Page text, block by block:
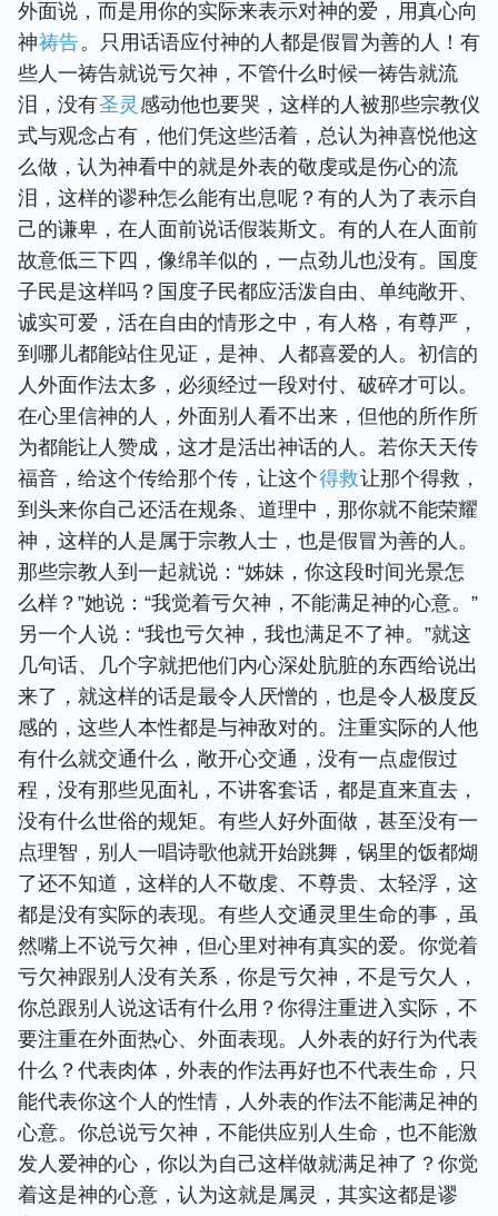
外面说，而是用你的实际来表示对神的爱，用真心向
神祷告。只用话语应付神的人都是假冒为善的人！有
些人一祷告就说亏欠神，不管什么时候一祷告就流
泪，没有圣灵 感动他也要哭，这样的人被那些宗教仪
式与观念占有，他们凭这些活着，总认为神喜悦他这
么做，认为神看中的就是外表的敬虔或是伤心的流
泪，这样的谬种怎么能有出息呢？有的人为了表示自
己的谦卑，在人面前说话假装斯文。有的人在人面前
故意低三下四，像绵羊似的，一点劲儿也没有。国度
子民是这样吗？国度子民都应活泼自由、单纯敞开、
诚实可爱，活在自由的情形之中，有人格，有尊严，
到哪儿都能站住见证，是神、人都喜爱的人。初信的
人外面作法太多，必须经过一段对付、破碎才可以。
在心里信神的人，外面别人看不出来，但他的所作所
为都能让人赞成，这才是活出神话的人。若你天天传
福音，给这个传给那个传，让这个得救让那个得救，
到头来你自己还活在规条、道理中，那你就不能荣耀
神，这样的人是属于宗教人士，也是假冒为善的人。
那些宗教人到一起就说：“姊妹，你这段时间光景怎
么样？”她说：“我觉着亏欠神，不能满足神的心意。”
另一个人说：“我也亏欠神，我也满足不了神。”就这
几句话、几个字就把他们内心深处肮脏的东西给说出
来了，就这样的话是最令人厌憎的，也是令人极度反
感的，这些人本性都是与神敌对的。注重实际的人他
有什么就交通什么，敞开心交通，没有一点虚假过
程，没有那些见面礼，不讲客套话，都是直来直去，
没有什么世俗的规矩。有些人好外面做，甚至没有一
点理智，别人一唱诗歌他就开始跳舞，锅里的饭都煳
了还不知道，这样的人不敬虔、不尊贵、太轻浮，这
都是没有实际的表现。有些人交通灵里生命的事，虽
然嘴上不说亏欠神，但心里对神有真实的爱。你觉着
亏欠神跟别人没有关系，你是亏欠神，不是亏欠人，
你总跟别人说这话有什么用？你得注重进入实际，不
要注重在外面热心、外面表现。人外表的好行为代表
什么？代表肉体，外表的作法再好也不代表生命，只
能代表你这个人的性情，人外表的作法不能满足神的
心意。你总说亏欠神，不能供应别人生命，也不能激
发人爱神的心，你以为自己这样做就满足神了？你觉
着这是神的心意，认为这就是属灵，其实这都是谬